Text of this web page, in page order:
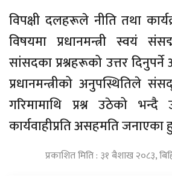
विपक्षी दलहरूले नीति तथा
विषयमा प्रधानमन्त्री स्वयं
सांसदका प्रश्नहरूको उत्तर
प्रधानमन्त्रीको अनुपस्थितिले
गरिमामाथि प्रश्न उठेको
कार्यवाहीप्रति असहमति जनाएका
प्रकाशित मिति : ३१ बैशाख २०८३,